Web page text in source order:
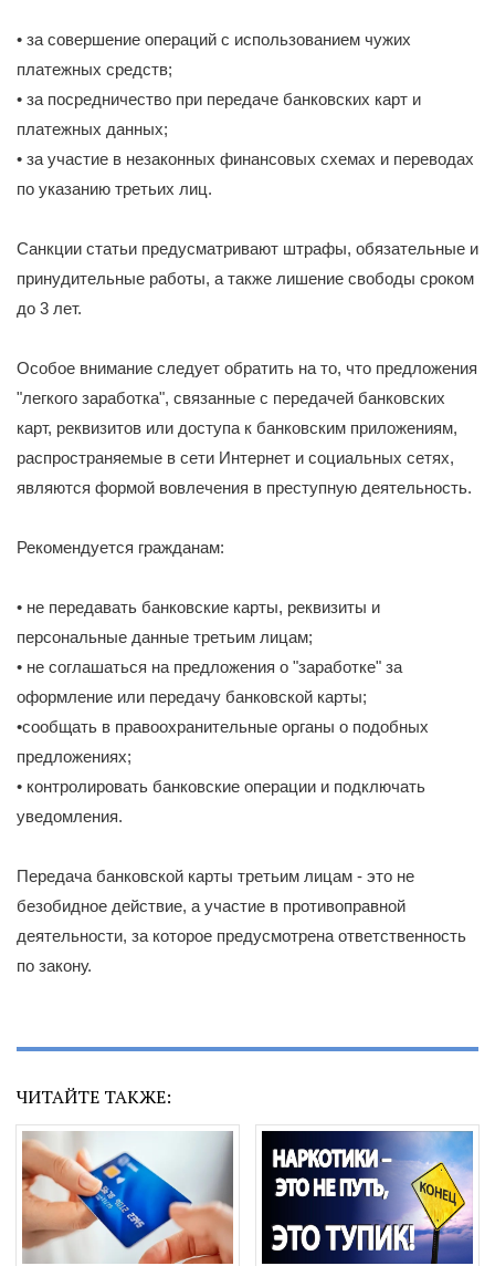
• за совершение операций с использованием чужих
платежных средств;
• за посредничество при передаче банковских карт и
платежных данных;
• за участие в незаконных финансовых схемах и переводах
по указанию третьих лиц.
Санкции статьи предусматривают штрафы, обязательные и
принудительные работы, а также лишение свободы сроком
до 3 лет.
Особое внимание следует обратить на то, что предложения
"легкого заработка", связанные с передачей банковских
карт, реквизитов или доступа к банковским приложениям,
распространяемые в сети Интернет и социальных сетях,
являются формой вовлечения в преступную деятельность.
Рекомендуется гражданам:
• не передавать банковские карты, реквизиты и
персональные данные третьим лицам;
• не соглашаться на предложения о "заработке" за
оформление или передачу банковской карты;
•сообщать в правоохранительные органы о подобных
предложениях;
• контролировать банковские операции и подключать
уведомления.
Передача банковской карты третьим лицам - это не
безобидное действие, а участие в противоправной
деятельности, за которое предусмотрена ответственность
по закону.
ЧИТАЙТЕ ТАКЖЕ: